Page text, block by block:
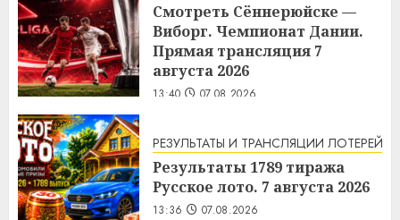
Смотреть Сённерюйске —
Виборг. Чемпионат Дании.
Прямая трансляция 7
августа 2026
13:40 07.08.2026
РЕЗУЛЬТАТЫ И ТРАНСЛЯЦИИ ЛОТЕРЕЙ
Результаты 1789 тиража
Русское лото. 7 августа 2026
13:36 07.08.2026